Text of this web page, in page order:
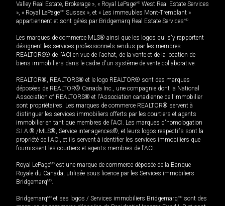
Valley Real Estate, Brokerage », « Royal LePageMD West Real Estate Services
», « Royal LePageMD Sussex », et « Les immeubles Mont-Tremblant »
appartiennent et sont gérés par Bridgemarq Real Estate ServicesMD.
Les marques de commerce MLS® ainsi que les logos qui s'y rapportent
désignent les services professionnels rendus par les membres
REALTORS® de l'ACI en vue de l'achat, de la vente et de la location de
biens immobiliers dans le cadre d'un système de vente collaborative.
REALTOR®, REALTORS® et le logo REALTOR® sont des marques
déposées de REALTOR® Canada Inc., une compagnie dont la National
Association of REALTORS® et l'Association canadienne de l’immobilier
sont propriétaires. Les marques de commerce REALTOR® servent à
distinguer les services immobiliers offerts par les courtiers et agents
immobilier en tant que membres de l'ACI. Les marques d'homologation
S.I.A.® /MLS®, Service inter-agences®, et leurs logos respectifs sont la
propriété de l'ACI, et ils servent à identifier les services immobiliers que
fournissent les courtiers et agents membres de l'ACI.
Royal LePageMD est une marque de commerce déposée de la Banque
Royale du Canada, utilisée sous licence par les Services immobiliers
BridgemarqMD.
BridgemarqMD et ses logos / Services immobiliers BridgemarqMD sont des